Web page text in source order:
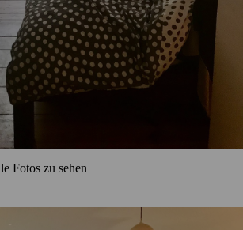
Fotos zu sehen